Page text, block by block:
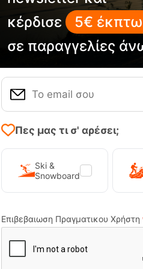
Από 2001 έως 3000
Κωδικός:
Άμεσα
14%
κέρδισε
5€
σε παραγγελίες
Πες μας τι σ' αρέσει;
Ski &
Snowboard
Επιβεβαιωση Πραγματικου Χρήστη